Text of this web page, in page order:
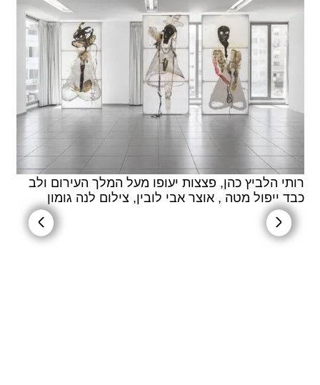
רותי הלביץ כהן, פצצות יעופו מעל המלך העירום ולב
כבד ייפול מטה , אוצר אבי לובין, צילום לנה גומון